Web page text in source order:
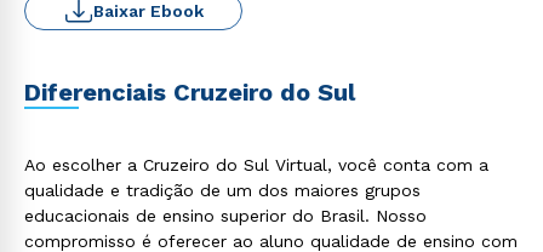
Baixar Ebook
Diferenciais Cruzeiro do Sul
Ao escolher a Cruzeiro do Sul Virtual, você conta com a
qualidade e tradição de um dos maiores grupos
educacionais de ensino superior do Brasil. Nosso
compromisso é oferecer ao aluno qualidade de ensino com